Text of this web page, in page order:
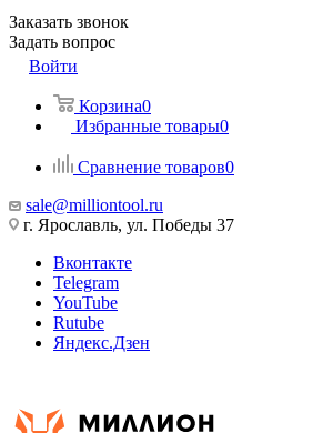
Заказать звонок
Задать вопрос
Войти
Корзина0
Избранные товары0
Сравнение товаров0
sale@milliontool.ru
г. Ярославль, ул. Победы 37
Вконтакте
Telegram
YouTube
Rutube
Яндекс.Дзен